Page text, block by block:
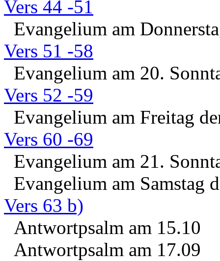
Vers 44 -51
Evangelium am
Vers 51 -58
Evangelium am 20.
Vers 52 -59
Evangelium am Freitag
Vers 60 -69
Evangelium am 21.
Evangelium am Samstag
Vers 63 b)
Antwortpsalm am 15.10
Antwortpsalm am 17.09